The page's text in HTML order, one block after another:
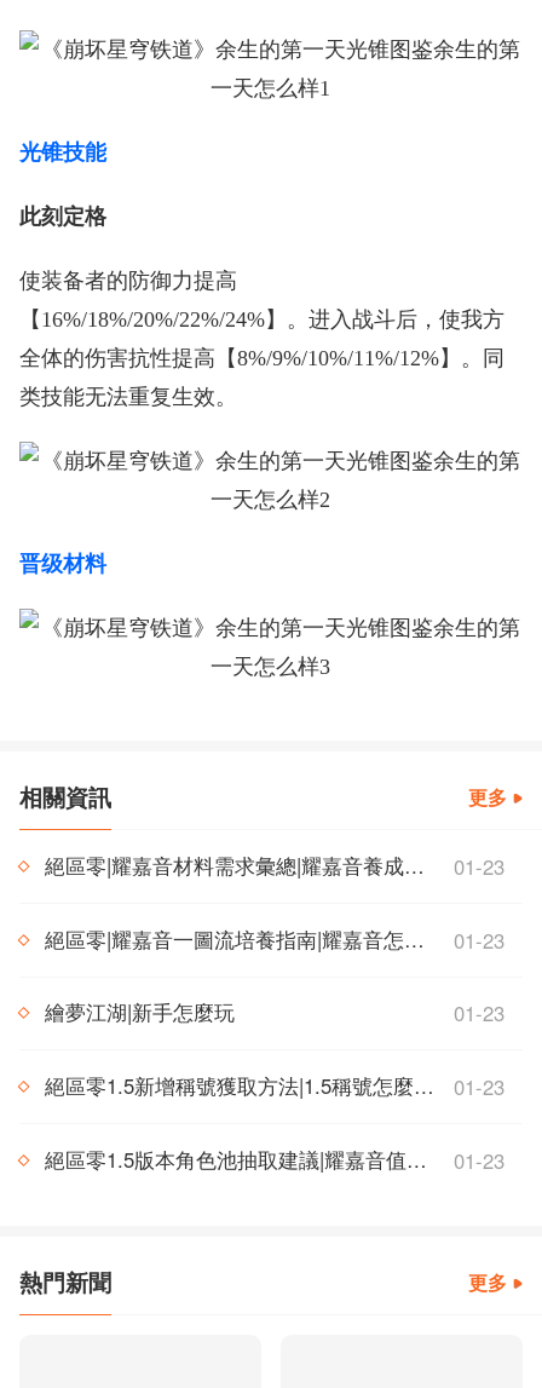
光锥技能
此刻定格
使装备者的防御力提高
【16%/18%/20%/22%/24%】。进入战斗后，使我方
全体的伤害抗性提高【8%/9%/10%/11%/12%】。同
类技能无法重复生效。
晋级材料
相關資訊 更多
絕區零|耀嘉音材料需求彙總|耀嘉音養成材料需求一覽 01-23
絕區零|耀嘉音一圖流培養指南|耀嘉音怎麼培養 01-23
繪夢江湖|新手怎麼玩 01-23
絕區零1.5新增稱號獲取方法|1.5稱號怎麼獲得 01-23
絕區零1.5版本角色池抽取建議|耀嘉音值不值得抽 01-23
熱門新聞 更多